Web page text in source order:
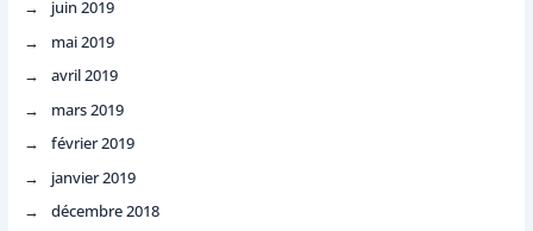
juin 2019
mai 2019
avril 2019
mars 2019
février 2019
janvier 2019
décembre 2018